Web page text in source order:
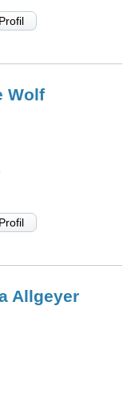
Wolf
Allgeyer